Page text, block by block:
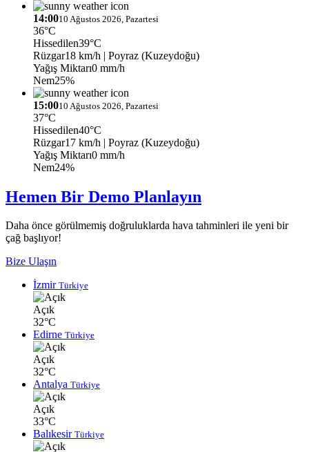
14:0010 Ağustos 2026, Pazartesi
36°C
Hissedilen39°C
Rüzgar18 km/h | Poyraz (Kuzeydoğu)
Yağış Miktarı0 mm/h
Nem25%
15:0010 Ağustos 2026, Pazartesi
37°C
Hissedilen40°C
Rüzgar17 km/h | Poyraz (Kuzeydoğu)
Yağış Miktarı0 mm/h
Nem24%
Hemen Bir Demo Planlayın
Daha önce görülmemiş doğruluklarda hava tahminleri ile yeni bir
çağ başlıyor!
Bize Ulaşın
İzmir Türkiye
Açık
32°C
Edirne Türkiye
Açık
32°C
Antalya Türkiye
Açık
33°C
Balıkesir Türkiye